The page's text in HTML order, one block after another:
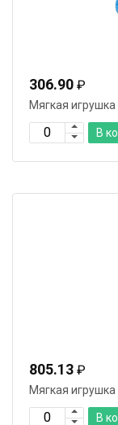
306.90 ₽
Мягкая
В
805.13 ₽
Мягкая
В